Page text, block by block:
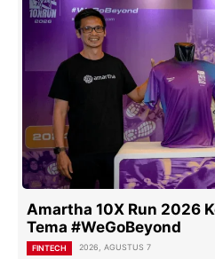
Amartha 10X Run 2026
Tema #WeGoBeyond
FINTECH 2026, AGUSTUS 7